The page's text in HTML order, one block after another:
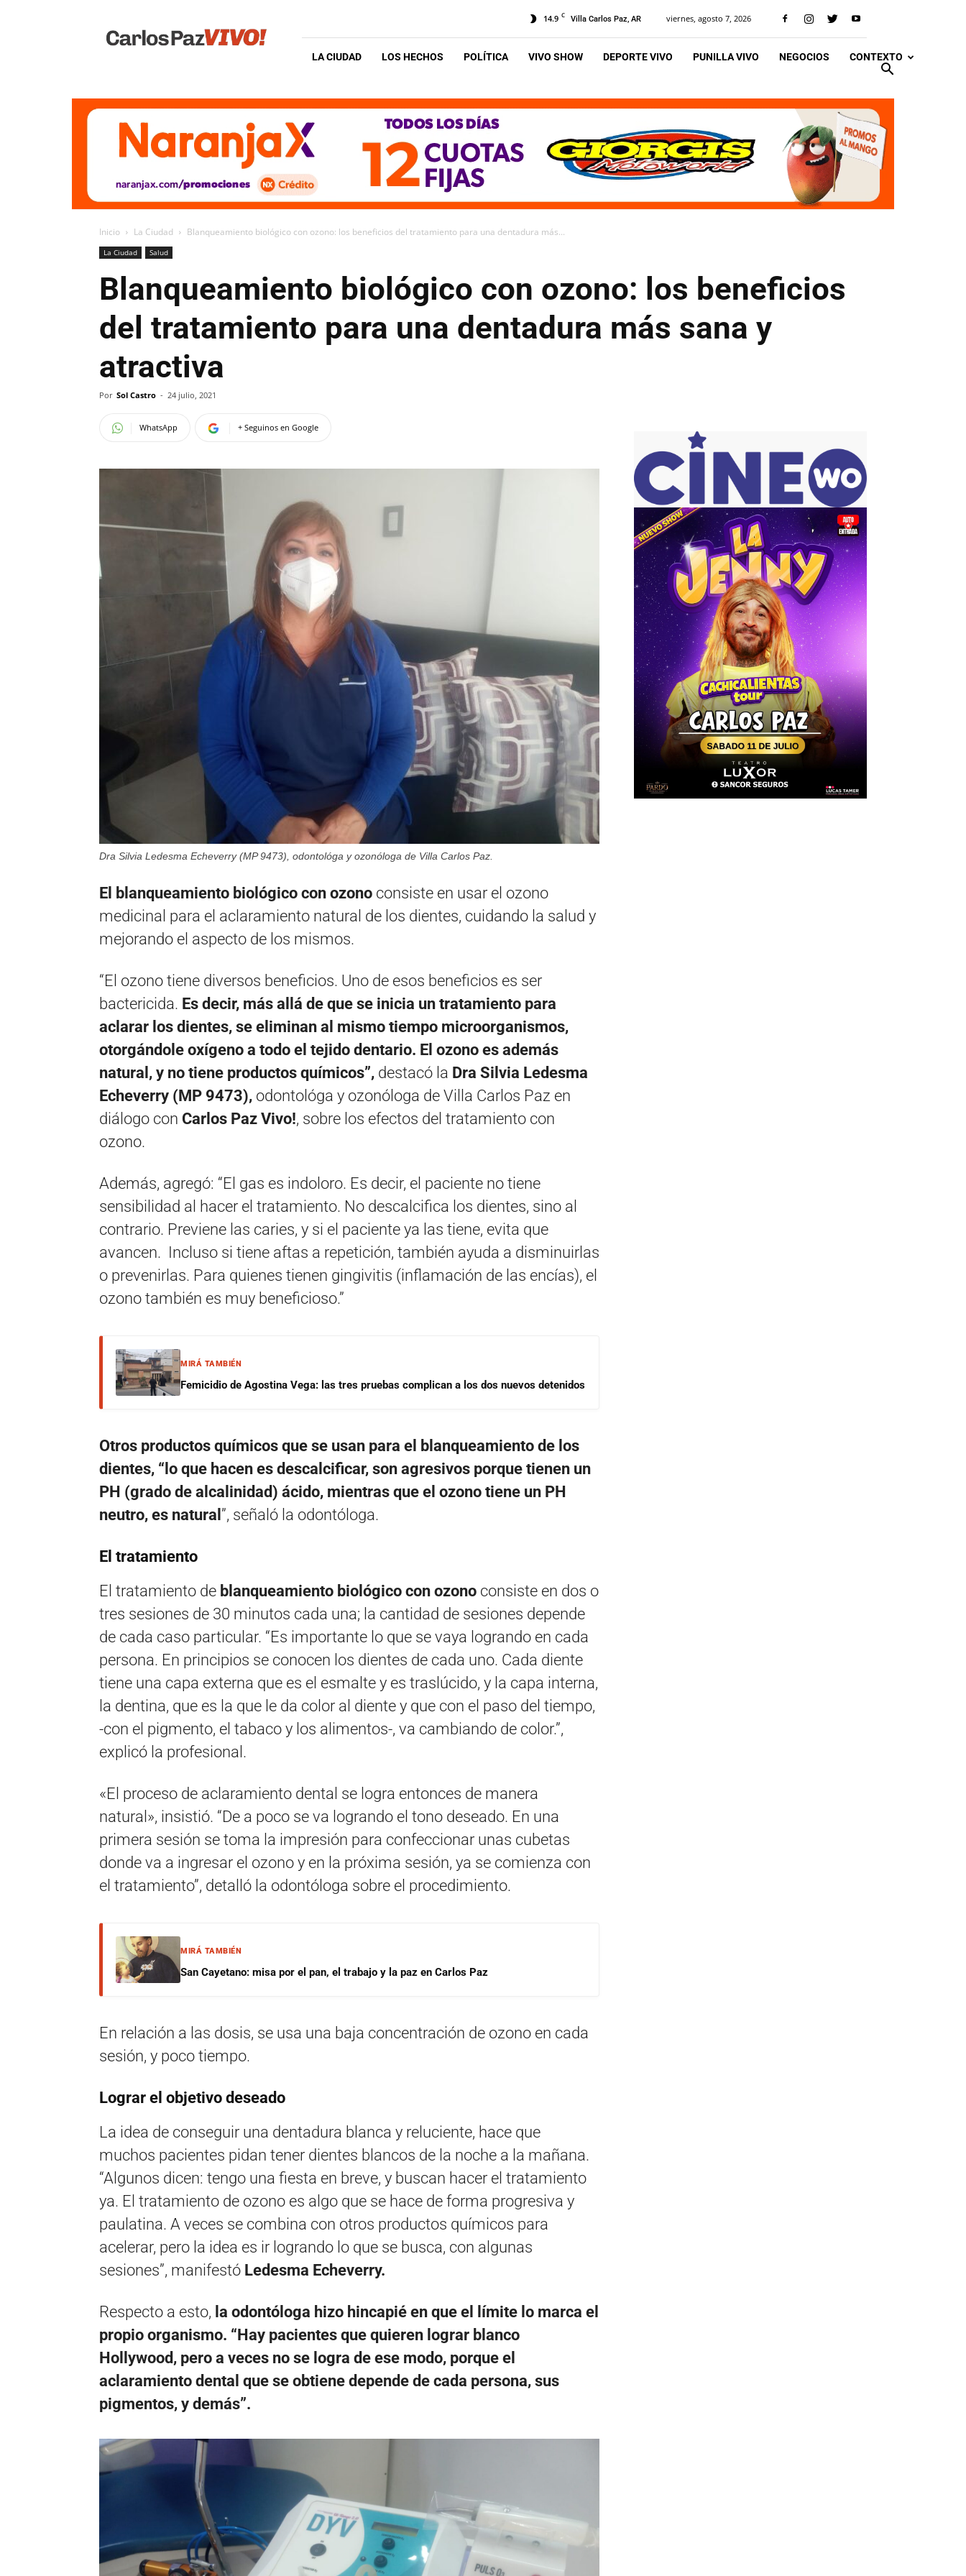
Vivo
14.9 C Villa Carlos Paz, AR viernes, agosto 7, 2026
LA CIUDAD LOS HECHOS POLÍTICA VIVO SHOW DEPORTE VIVO PUNILLA VIVO NEGOCIOS CONTEXTO
Inicio La Ciudad Blanqueamiento biológico con ozono: los beneficios del tratamiento para una dentadura más...
La Ciudad Salud
Blanqueamiento biológico con ozono: los beneficios
del tratamiento para una dentadura más sana y
atractiva
Por Sol Castro - 24 julio, 2021
WhatsApp + Seguinos en Google
Dra Silvia Ledesma Echeverry (MP 9473), odontológa y ozonóloga de Villa Carlos Paz.
El blanqueamiento biológico con ozono consiste en usar el ozono
medicinal para el aclaramiento natural de los dientes, cuidando la salud y
mejorando el aspecto de los mismos.
“El ozono tiene diversos beneficios. Uno de esos beneficios es ser
bactericida. Es decir, más allá de que se inicia un tratamiento para
aclarar los dientes, se eliminan al mismo tiempo microorganismos,
otorgándole oxígeno a todo el tejido dentario. El ozono es además
natural, y no tiene productos químicos”, destacó la Dra Silvia Ledesma
Echeverry (MP 9473), odontológa y ozonóloga de Villa Carlos Paz en
diálogo con Carlos Paz Vivo!, sobre los efectos del tratamiento con
ozono.
Además, agregó: “El gas es indoloro. Es decir, el paciente no tiene
sensibilidad al hacer el tratamiento. No descalcifica los dientes, sino al
contrario. Previene las caries, y si el paciente ya las tiene, evita que
avancen. Incluso si tiene aftas a repetición, también ayuda a disminuirlas
o prevenirlas. Para quienes tienen gingivitis (inflamación de las encías), el
ozono también es muy beneficioso.”
MIRÁ TAMBIÉN
Femicidio de Agostina Vega: las tres pruebas complican a los dos nuevos detenidos
Otros productos químicos que se usan para el blanqueamiento de los
dientes, “lo que hacen es descalcificar, son agresivos porque tienen un
PH (grado de alcalinidad) ácido, mientras que el ozono tiene un PH
neutro, es natural ”, señaló la odontóloga.
El tratamiento
El tratamiento de blanqueamiento biológico con ozono consiste en dos o
tres sesiones de 30 minutos cada una; la cantidad de sesiones depende
de cada caso particular. “Es importante lo que se vaya logrando en cada
persona. En principios se conocen los dientes de cada uno. Cada diente
tiene una capa externa que es el esmalte y es traslúcido, y la capa interna,
la dentina, que es la que le da color al diente y que con el paso del tiempo,
-con el pigmento, el tabaco y los alimentos-, va cambiando de color.”,
explicó la profesional.
«El proceso de aclaramiento dental se logra entonces de manera
natural», insistió. “De a poco se va logrando el tono deseado. En una
primera sesión se toma la impresión para confeccionar unas cubetas
donde va a ingresar el ozono y en la próxima sesión, ya se comienza con
el tratamiento”, detalló la odontóloga sobre el procedimiento.
MIRÁ TAMBIÉN
San Cayetano: misa por el pan, el trabajo y la paz en Carlos Paz
En relación a las dosis, se usa una baja concentración de ozono en cada
sesión, y poco tiempo.
Lograr el objetivo deseado
La idea de conseguir una dentadura blanca y reluciente, hace que
muchos pacientes pidan tener dientes blancos de la noche a la mañana.
“Algunos dicen: tengo una fiesta en breve, y buscan hacer el tratamiento
ya. El tratamiento de ozono es algo que se hace de forma progresiva y
paulatina. A veces se combina con otros productos químicos para
acelerar, pero la idea es ir logrando lo que se busca, con algunas
sesiones”, manifestó Ledesma Echeverry.
Respecto a esto, la odontóloga hizo hincapié en que el límite lo marca el
propio organismo. “Hay pacientes que quieren lograr blanco
Hollywood, pero a veces no se logra de ese modo, porque el
aclaramiento dental que se obtiene depende de cada persona, sus
pigmentos, y demás”.